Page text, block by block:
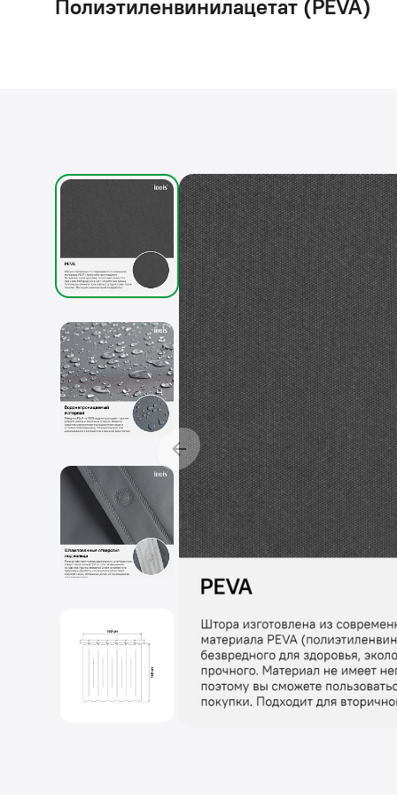
Полиэтиленвинилацетат (PEVA)